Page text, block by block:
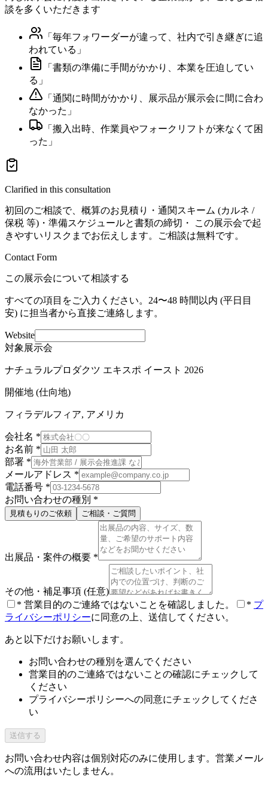
談を多くいただきます
「 毎年フォワーダーが違って、社内で引き継ぎに追
われている 」
「 書類の準備に手間がかかり、本業を圧迫してい
る 」
「 通関に時間がかかり、展示品が展示会に間に合わ
なかった 」
「 搬入出時、作業員やフォークリフトが来なくて困
った 」
Clarified in this consultation
初回のご相談で、概算のお見積り・通関スキーム (カルネ /
保税 等)・準備スケジュールと書類の締切・ この展示会で起
きやすいリスクまでお伝えします。ご相談は無料です。
Contact Form
この展示会について相談する
すべての項目をご入力ください。24〜48 時間以内 (平日目
安) に担当者から直接ご連絡します。
Website
対象展示会
ナチュラルプロダクツ エキスポ イースト 2026
開催地 (仕向地)
フィラデルフィア, アメリカ
会社名 *
お名前 *
部署 *
メールアドレス *
電話番号 *
お問い合わせの種別 *
見積もりのご依頼 ご相談・ご質問
出展品・案件の概要 *
その他・補足事項 (任意)
* 営業目的のご連絡ではないことを確認しました。 * プ
ライバシーポリシーに同意の上、送信してください。
あと以下だけお願いします。
お問い合わせの種別を選んでください
営業目的のご連絡ではないことの確認にチェックして
ください
プライバシーポリシーへの同意にチェックしてくださ
い
送信する
お問い合わせ内容は個別対応のみに使用します。営業メール
への流用はいたしません。